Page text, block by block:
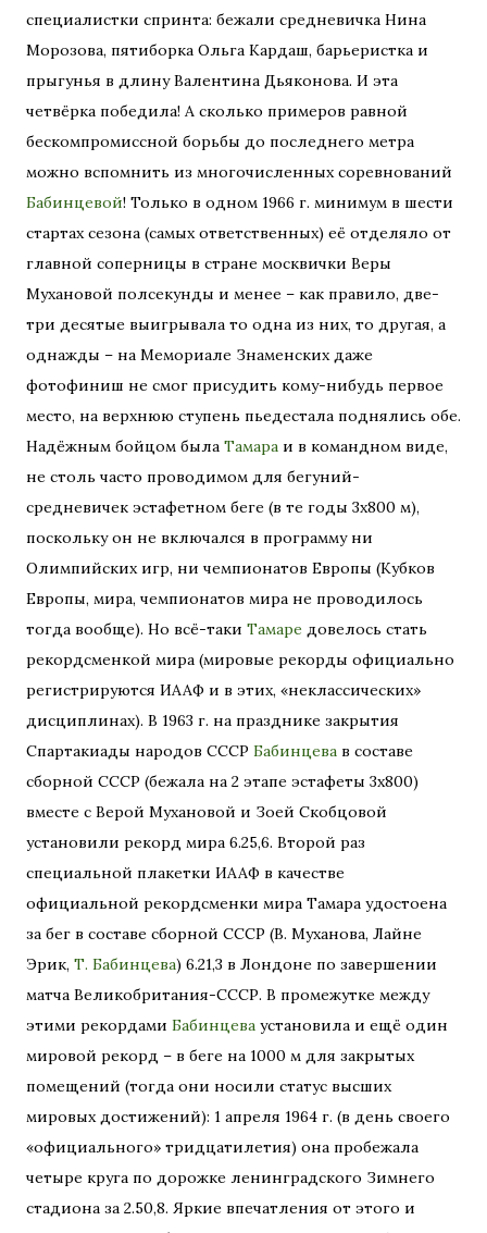
специалистки спринта: бежали средневичка Нина
Морозова, пятиборка Ольга Кардаш, барьеристка и
прыгунья в длину Валентина Дьяконова. И эта
четвёрка победила! А сколько примеров равной
бескомпромиссной борьбы до последнего метра
можно вспомнить из многочисленных соревнований
Бабинцевой! Только в одном 1966 г. минимум в шести
стартах сезона (самых ответственных) её отделяло от
главной соперницы в стране москвички Веры
Мухановой полсекунды и менее – как правило, две-
три десятые выигрывала то одна из них, то другая, а
однажды – на Мемориале Знаменских даже
фотофиниш не смог присудить кому-нибудь первое
место, на верхнюю ступень пьедестала поднялись обе.
Надёжным бойцом была Тамара и в командном виде,
не столь часто проводимом для бегуний-
средневичек эстафетном беге (в те годы 3х800 м),
поскольку он не включался в программу ни
Олимпийских игр, ни чемпионатов Европы (Кубков
Европы, мира, чемпионатов мира не проводилось
тогда вообще). Но всё-таки Тамаре довелось стать
рекордсменкой мира (мировые рекорды официально
регистрируются ИААФ и в этих, «неклассических»
дисциплинах). В 1963 г. на празднике закрытия
Спартакиады народов СССР Бабинцева в составе
сборной СССР (бежала на 2 этапе эстафеты 3х800)
вместе с Верой Мухановой и Зоей Скобцовой
установили рекорд мира 6.25,6. Второй раз
специальной плакетки ИААФ в качестве
официальной рекордсменки мира Тамара удостоена
за бег в составе сборной СССР (В. Муханова, Лайне
Эрик, Т. Бабинцева) 6.21,3 в Лондоне по завершении
матча Великобритания-СССР. В промежутке между
этими рекордами Бабинцева установила и ещё один
мировой рекорд – в беге на 1000 м для закрытых
помещений (тогда они носили статус высших
мировых достижений): 1 апреля 1964 г. (в день своего
«официального» тридцатилетия) она пробежала
четыре круга по дорожке ленинградского Зимнего
стадиона за 2.50,8. Яркие впечатления от этого и